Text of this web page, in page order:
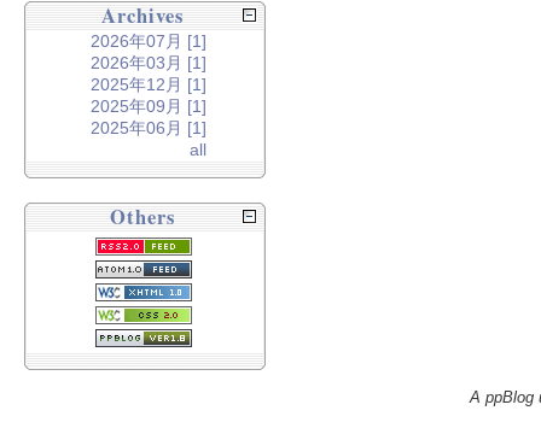
Archives
2026年07月 [1]
2026年03月 [1]
2025年12月 [1]
2025年09月 [1]
2025年06月 [1]
all
Others
A ppBlog